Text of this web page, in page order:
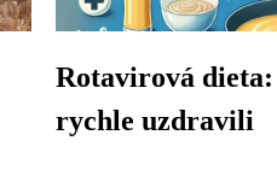
Rotavirová dieta:
rychle uzdravili